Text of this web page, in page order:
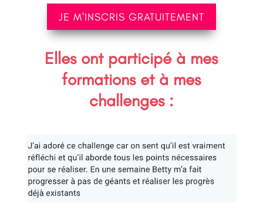
JE M'INSCRIS GRATUITEMENT
Elles ont participé à mes
formations et à mes
challenges :